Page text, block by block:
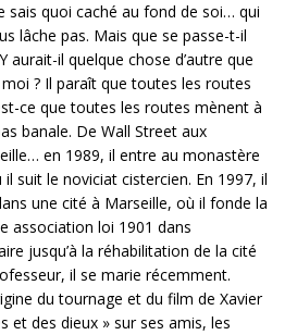
sais quoi caché au fond de soi… qui
lâche pas. Mais que se passe-t-il
aurait-il quelque chose d’autre que
? Il paraît que toutes les routes
ce que toutes les routes mènent à
banale. De Wall Street aux
en 1989, il entre au monastère
suit le noviciat cistercien. En 1997, il
une cité à Marseille, où il fonde la
association loi 1901 dans
jusqu’à la réhabilitation de la cité
il se marie récemment.
du tournage et du film de Xavier
et des dieux » sur ses amis, les